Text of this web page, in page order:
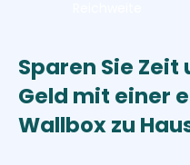
Sparen Sie Zeit
Geld mit einer
Wallbox zu